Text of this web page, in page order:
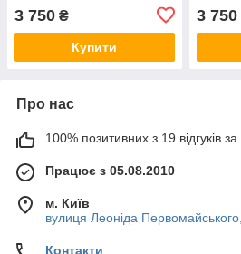
3 750 ₴
Купити
3 750
Про нас
100% позитивних з 19 відгуків за
Працює з 05.08.2010
м. Київ
вулиця Леоніда
Контакти